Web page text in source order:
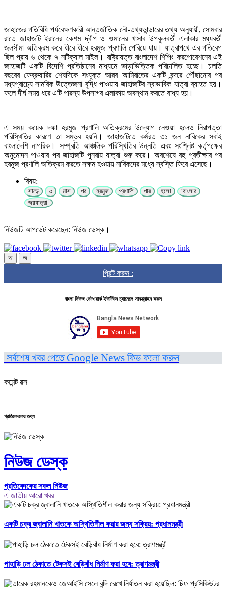
জাহাজের গতিবিধি পর্যবেক্ষণকারী আন্তর্জাতিক নৌ-তথ্যভান্ডারের তথ্য অনুযায়ী, সোমবার
রাতে জাহাজটি ইরানের কেশম দ্বীপ ও ওমানের খাসাব উপকূলবর্তী এলাকার মধ্যবর্তী
জলসীমা অতিক্রম করে ধীরে ধীরে হরমুজ প্রণালি পেরিয়ে যায়। যাত্রাপথে এর গতিবেগ
ছিল প্রায় ৬ থেকে ৭ নটিক্যাল মাইল। রাষ্ট্রায়ত্ত বাংলাদেশ শিপিং করপোরেশনের এই
জাহাজটি একটি বিদেশি প্রতিষ্ঠানের মাধ্যমে ভাড়াভিত্তিক পরিচালিত হচ্ছে। চলতি
বছরের ফেব্রুয়ারির শেষদিকে সংযুক্ত আরব আমিরাতের একটি বন্দরে পৌঁছানোর পর
মধ্যপ্রাচ্যে সামরিক উত্তেজনা বৃদ্ধি পাওয়ায় জাহাজটির স্বাভাবিক যাত্রা ব্যাহত হয়।
ফলে দীর্ঘ সময় ধরে এটি পারস্য উপসাগর এলাকায় অবস্থান করতে বাধ্য হয়।
এ সময় কয়েক দফা হরমুজ প্রণালি অতিক্রমের উদ্যোগ নেওয়া হলেও নিরাপত্তা
পরিস্থিতির কারণে তা সম্ভব হয়নি। জাহাজটিতে কর্মরত ৩১ জন নাবিকের সবাই
বাংলাদেশি নাগরিক। সম্প্রতি আঞ্চলিক পরিস্থিতির উন্নতি এবং সংশ্লিষ্ট কর্তৃপক্ষের
অনুমোদন পাওয়ার পর জাহাজটি পুনরায় যাত্রা শুরু করে। অবশেষে বহু প্রতীক্ষার পর
হরমুজ প্রণালি অতিক্রম করতে সক্ষম হওয়ায় নাবিকদের মধ্যে স্বস্তি ফিরে এসেছে।
বিষয়:
সাড়ে ৩ মাস পর হরমুজ প্রণালি পার হলো
‘বাংলার
জয়যাত্রা’
নিউজটি আপডেট করেছেন: নিউজ ডেস্ক।
অ অ
প্রিন্ট করুন :
বাংলা নিউজ নেটওয়ার্ক ইউটিউব চ্যানেলে সাবস্ক্রাইব করুন
সর্বশেষ খবর পেতে Google News ফিড ফলো করুন
কমেন্ট বক্স
প্রতিবেদকের তথ্য
নিউজ ডেস্ক
প্রতিবেদকের সকল নিউজ
এ জাতীয় আরো খবর
একটি চক্র জ্বালানি খাতকে অস্থিতিশীল করার জন্য সক্রিয়: প্রধানমন্ত্রী
পাহাড়ি ঢল ঠেকাতে টেকসই বেড়িবাঁধ নির্মাণ করা হবে: ত্রাণমন্ত্রী